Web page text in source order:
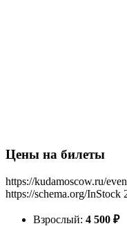
Цены на билеты
https://kudamoscow.ru/
https://schema.org/InStock
Взрослый: 4 500 ₽